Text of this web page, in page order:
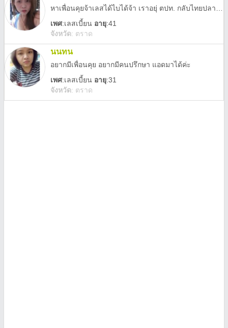
เพศ:เลสเบี้ยน อายุ:41
จังหวัด: ตราด
นนทน
อยากมีเพื่อนคุย อยากมีคนปรึกษา แอดมาได้ค่ะ
เพศ:เลสเบี้ยน อายุ:31
จังหวัด: ตราด